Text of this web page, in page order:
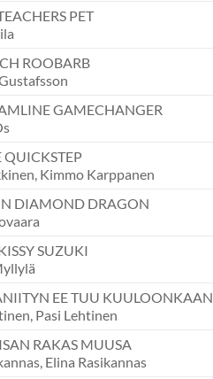
PET
ROOBARB
GAMECHANGER
QUICKSTEP
Kimmo Karppanen
DIAMOND DRAGON
SUZUKI
EE TUU KUULOONKAAN
Pasi Lehtinen
RAKAS MUUSA
Elina Rasikannas